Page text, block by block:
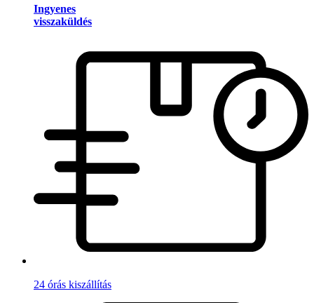
Ingyenes
visszaküldés
24 órás kiszállítás